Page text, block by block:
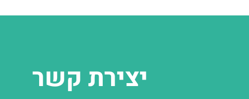
יצירת קשר